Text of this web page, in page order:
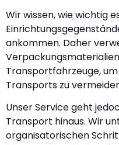
Wir wissen, wie wichtig
ankommen. Daher
Transportfahrzeuge,
Transports zu
Unser Service geht
Transport hinaus. Wir
organisatorischen